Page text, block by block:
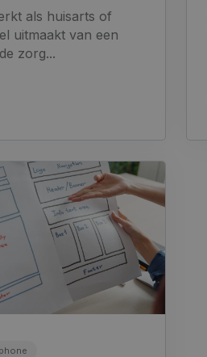
als huisarts of
uitmaakt van een
zorg...